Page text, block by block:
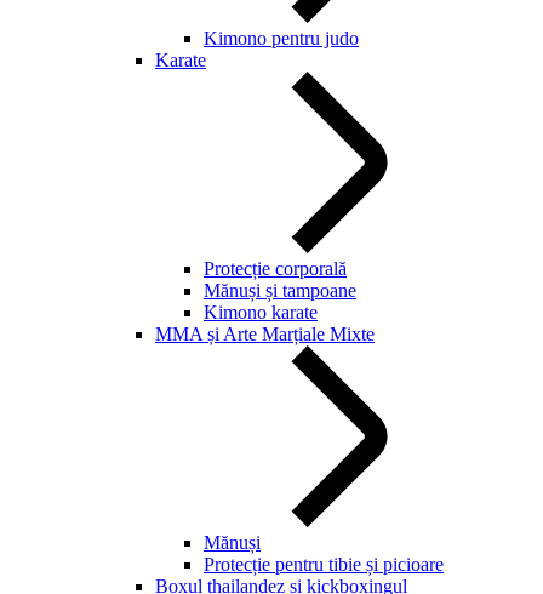
Kimono pentru judo
Karate
Protecție corporală
Mănuși și tampoane
Kimono karate
MMA și Arte Marțiale Mixte
Mănuși
Protecție pentru tibie și picioare
Boxul thailandez și kickboxingul